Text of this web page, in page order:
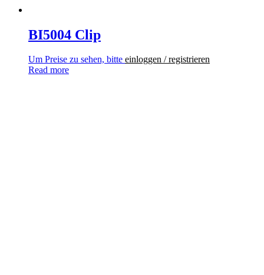
BI5004 Clip
Um Preise zu sehen, bitte einloggen / registrieren
Read more